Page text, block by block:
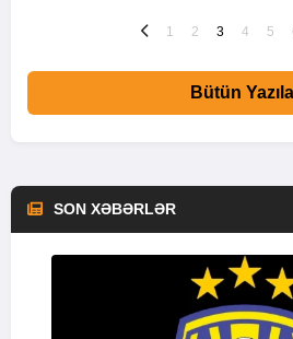
1 2 3 4 5
Bütün
SON XƏBƏRLƏR